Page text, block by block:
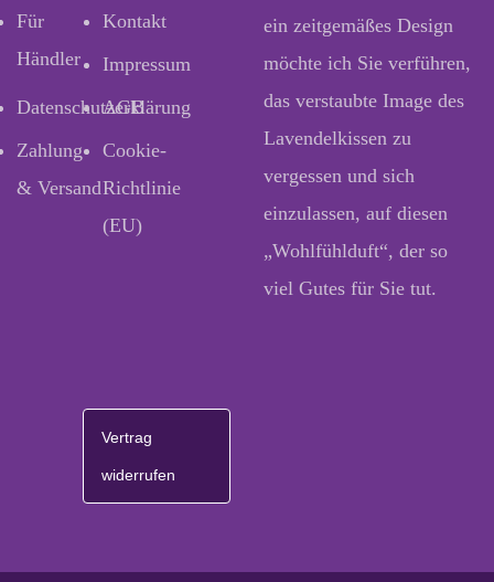
Für
Händler
Kontakt
Impressum
Datenschutzerklärung
AGB
Zahlung
& Versand
Cookie-
Richtlinie
(EU)
ein zeitgemäßes Design
möchte ich Sie verführen,
das verstaubte Image des
Lavendelkissen zu
vergessen und sich
einzulassen, auf diesen
„Wohlfühlduft“, der so
viel Gutes für Sie tut.
Vertrag
widerrufen